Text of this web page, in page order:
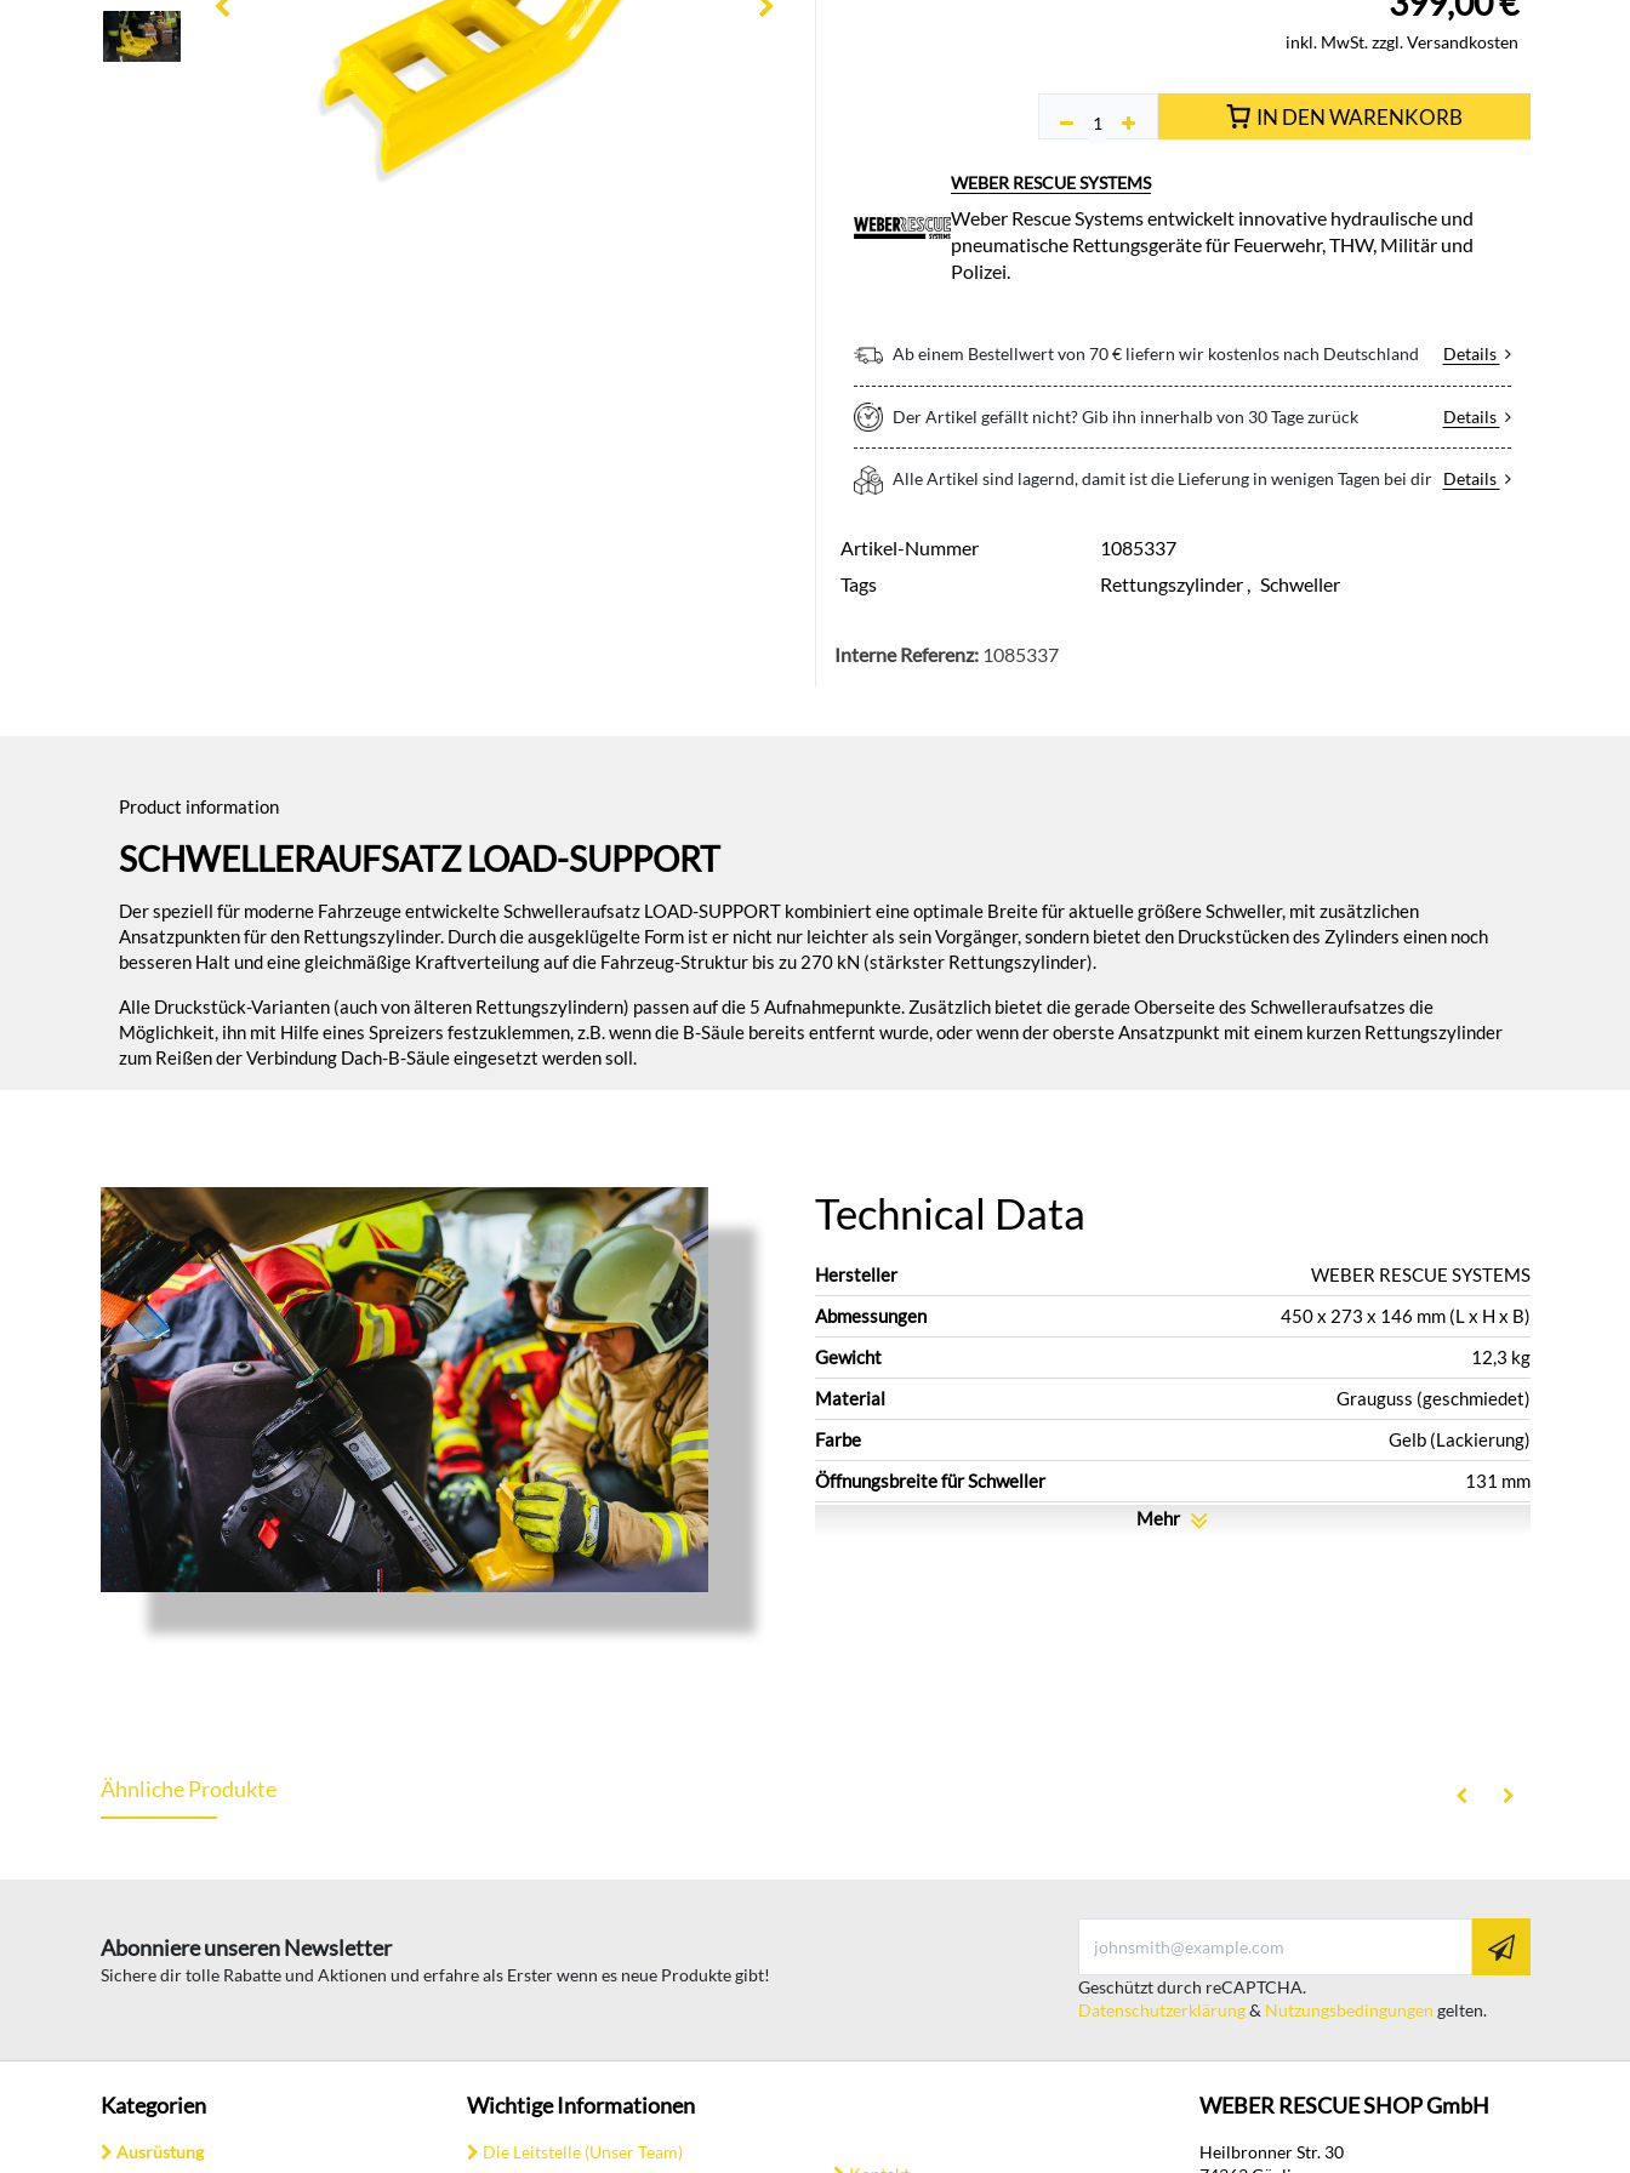
inkl. MwSt. zzgl. Versandkosten
IN DEN WARENKORB
WEBER RESCUE SYSTEMS
Weber Rescue Systems entwickelt innovative hydraulische und
pneumatische Rettungsgeräte für Feuerwehr, THW, Militär und
Polizei.
Ab einem Bestellwert von 70 € liefern wir kostenlos nach Deutschland Details
Der Artikel gefällt nicht? Gib ihn innerhalb von 30 Tage zurück Details
Alle Artikel sind lagernd, damit ist die Lieferung in wenigen Tagen bei dir Details
Artikel-Nummer
1085337
Tags
Rettungszylinder, Schweller
Interne Referenz: 1085337
Product information
SCHWELLERAUFSATZ LOAD-SUPPORT
Der speziell für moderne Fahrzeuge entwickelte Schwelleraufsatz LOAD-SUPPORT kombiniert eine optimale Breite für aktuelle größere Schweller, mit zusätzlichen
Ansatzpunkten für den Rettungszylinder. Durch die ausgeklügelte Form ist er nicht nur leichter als sein Vorgänger, sondern bietet den Druckstücken des Zylinders einen noch
besseren Halt und eine gleichmäßige Kraftverteilung auf die Fahrzeug-Struktur bis zu 270 kN (stärkster Rettungszylinder).
Alle Druckstück-Varianten (auch von älteren Rettungszylindern) passen auf die 5 Aufnahmepunkte. Zusätzlich bietet die gerade Oberseite des Schwelleraufsatzes die
Möglichkeit, ihn mit Hilfe eines Spreizers festzuklemmen, z.B. wenn die B-Säule bereits entfernt wurde, oder wenn der oberste Ansatzpunkt mit einem kurzen Rettungszylinder
zum Reißen der Verbindung Dach-B-Säule eingesetzt werden soll.
Technical Data
Hersteller
WEBER RESCUE SYSTEMS
Abmessungen
450 x 273 x 146 mm (L x H x B)
Gewicht
12,3 kg
Material
Grauguss (geschmiedet)
Farbe
Gelb (Lackierung)
Ähnliche Produkte
Abonniere unseren Newsletter
Sichere dir tolle Rabatte und Aktionen und erfahre als Erster wenn es neue Produkte gibt!
Geschützt durch reCAPTCHA.
Datenschutzerklärung& Nutzungsbedingungen gelten.
Kategorien
Ausrüstung
Wichtige Informationen
Die Leitstelle (Unser Team)
WEBER RESCUE SHOP GmbH
Heilbronner Str. 30